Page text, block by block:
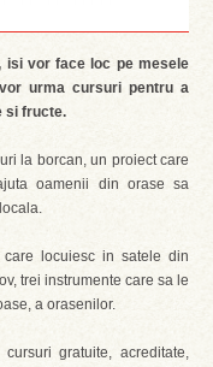
isi vor face loc pe mesele
urma cursuri pentru a
si fructe.
la borcan, un proiect care
oamenii din orase sa
locuiesc in satele din
trei instrumente care sa le
a orasenilor.
gratuite, acreditate,